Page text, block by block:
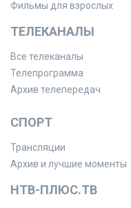
Фильмы для взрослых
ТЕЛЕКАНАЛЫ
Все телеканалы
Телепрограмма
Архив телепередач
СПОРТ
Трансляции
Архив и лучшие моменты
НТВ-ПЛЮС.ТВ